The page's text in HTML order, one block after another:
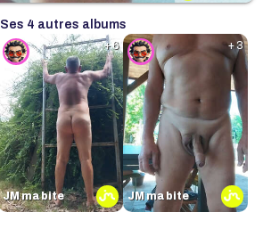
Ses 4 autres albums
+ 6
JM ma bite
+ 3
JM ma bite